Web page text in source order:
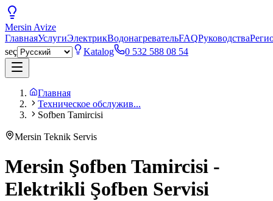
Mersin Avize
ГлавнаяУслугиЭлектрикВодонагревательFAQРуководства
seç
Katalog 0 532 588 08 54
Главная
Техническое обслужив...
Sofben Tamircisi
Mersin Teknik Servis
Mersin Şofben Tamircisi -
Elektrikli Şofben Servisi